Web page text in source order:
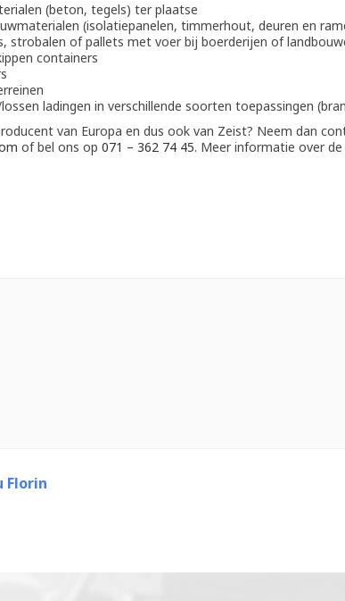
(beton, tegels) ter plaatse
(isolatiepanelen, timmerhout, deuren en
strobalen of pallets met voer bij boerderijen of
containers
ladingen in verschillende soorten toepassingen
van Europa en dus ook van Zeist? Neem dan
of bel ons op 071 – 362 74 45. Meer informatie over
Florin